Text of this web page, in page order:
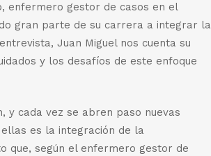
enfermero gestor de casos en el
gran parte de su carrera a integrar la
Juan Miguel nos cuenta su
y los desafíos de este enfoque
y cada vez se abren paso nuevas
es la integración de la
que, según el enfermero gestor de